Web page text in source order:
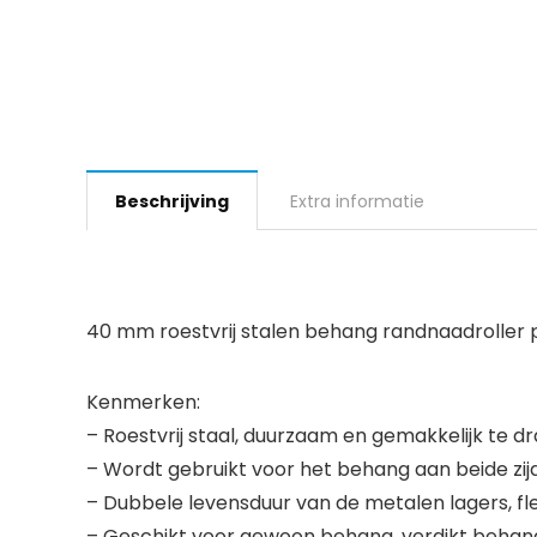
Beschrijving Extra informatie
40 mm roestvrij stalen behang randnaadroller
Kenmerken:
– Roestvrij staal, duurzaam en gemakkelijk te
– Wordt gebruikt voor het behang aan beide
– Dubbele levensduur van de metalen lagers,